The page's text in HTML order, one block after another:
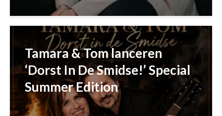
Tamara & Tom lanceren
‘Dorst In De Smidse!’ Special
Summer Edition